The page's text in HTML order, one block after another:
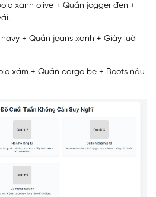
xanh olive + Quần jogger đen +
+ Quần jeans xanh + Giày lười
xám + Quần cargo be + Boots nâu